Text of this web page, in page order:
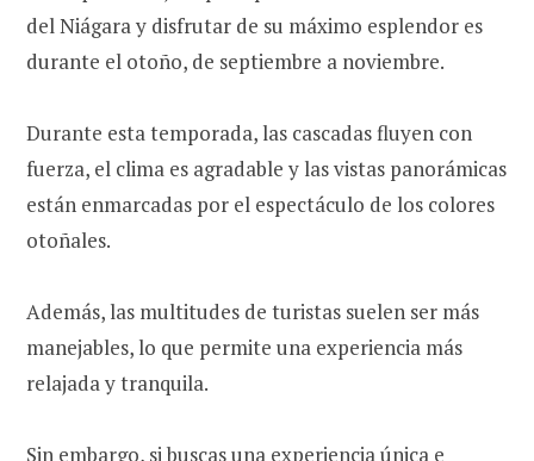
del Niágara y disfrutar de su máximo esplendor es
durante el otoño, de septiembre a noviembre.
Durante esta temporada, las cascadas fluyen con
fuerza, el clima es agradable y las vistas panorámicas
están enmarcadas por el espectáculo de los colores
otoñales.
Además, las multitudes de turistas suelen ser más
manejables, lo que permite una experiencia más
relajada y tranquila.
Sin embargo, si buscas una experiencia única e